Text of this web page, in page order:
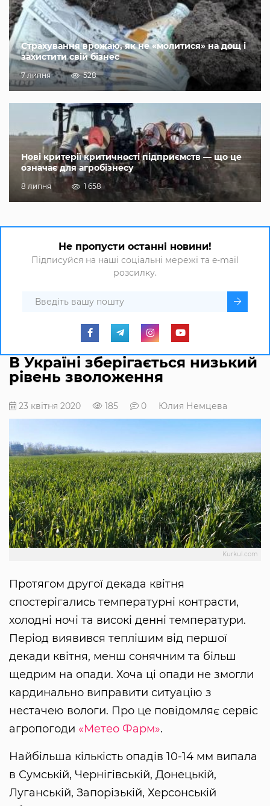
Страхування врожаю, як не «молитися» на дощ і
захистити свій бізнес
7 липня 528
Нові критерії критичності підприємств — що це
означає для агробізнесу
8 липня 1 658
Не пропусти останні новини!
Підписуйся на наші соціальні мережі та e-mail
розсилку.
В Україні зберігається низький
рівень зволоження
23 квітня 2020 185 0 Юлия Немцева
Kurkul.com
Протягом другої декада квітня
спостерігались температурні контрасти,
холодні ночі та високі денні температури.
Період виявився теплішим від першої
декади квітня, менш сонячним та більш
щедрим на опади. Хоча ці опади не змогли
кардинально виправити ситуацію з
нестачею вологи. Про це повідомляє сервіс
агропогоди «Метео Фарм».
Найбільша кількість опадів 10-14 мм випала
в Сумській, Чернігівській, Донецькій,
Луганській, Запорізькій, Херсонській